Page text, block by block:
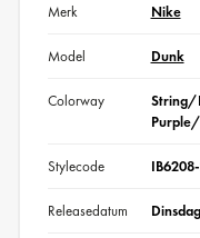
Merk Nike
Model Dunk
Colorway
String/
Stylecode
Releasedatum